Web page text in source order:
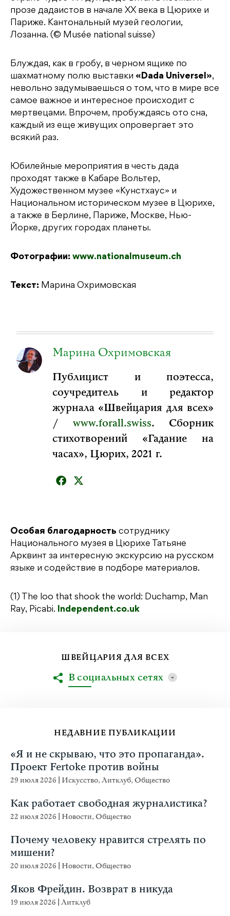
прозе дадаистов в начале XX века в Цюрихе и
Париже. Кантональный музей геологии,
Лозанна. (© Musée national suisse)
Блуждая, как в гробу, в черном ящике по
шахматному полю выставки «Dada Universel»,
невольно задумываешься о том, что в мире все
самое важное и интересное происходит с
мертвецами. Впрочем, пробуждаясь ото сна,
каждый из еще живущих опровергает это
всякий раз.
Юбилейные мероприятия в честь дада
проходят также в Кабаре Вольтер,
Художественном музее «Кунстхаус» и
Национальном историческом музее в Цюрихе,
а также в Берлине, Париже, Москве, Нью-
Йорке, других городах планеты.
Фотографии: www.nationalmuseum.ch
Текст: Марина Охримовская
Марина Охримовская
Публицист и поэтесса,
соучредитель и редактор
журнала «Швейцария для всех»
/ www.forall.swiss. Сборник
стихотворений «Гадание на
часах», Цюрих, 2021 г.
Особая благодарность сотруднику
Национального музея в Цюрихе Татьяне
Арквинт за интересную экскурсию на русском
языке и содействие в подборе материалов.
(1) The loo that shook the world: Duchamp, Man
Ray, Picabi. Independent.co.uk
НЕДАВНИЕ ПУБЛИКАЦИИ
«Я и не скрываю, что это пропаганда».
Проект Fertoke против войны
29 июля 2026 Искусство,Литклуб,Общество
Как работает свободная журналистика?
22 июля 2026 Новости,Общество
Почему человеку нравится стрелять по
мишени?
20 июля 2026 Новости,Общество
Яков Фрейдин. Возврат в никуда
19 июля 2026 Литклуб
ШВЕЙЦАРИЯ ДЛЯ ВСЕХ
В социальных сетях